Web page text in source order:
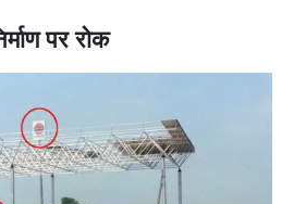
पर रोक